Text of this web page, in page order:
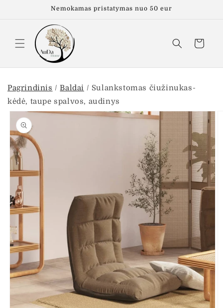
Nemokamas pristatymas nuo 50 eur
Krepšelis
Pagrindinis /Baldai / Sulankstomas čiužinukas-
kėdė, taupe spalvos, audinys
Pereiti prie
informacijos
apie gaminį